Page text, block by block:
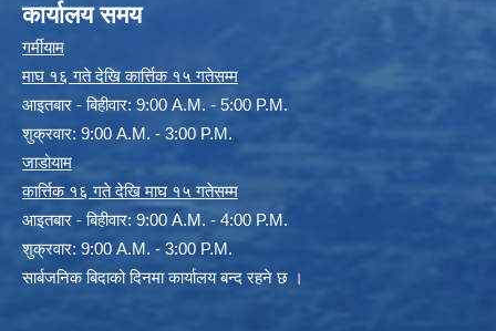
कार्यालय समय
गर्मीयाम
माघ १६ गते देखि कार्त्तिक १५ गतेसम्म
आइतबार - बिहीवार: 9:00 A.M. - 5:00 P.M.
शुक्रवार: 9:00 A.M. - 3:00 P.M.
जाडोयाम
कार्त्तिक १६ गते देखि माघ १५ गतेसम्म
आइतबार - बिहीवार: 9:00 A.M. - 4:00 P.M.
शुक्रवार: 9:00 A.M. - 3:00 P.M.
सार्बजनिक बिदाको दिनमा कार्यालय बन्द रहने छ ।